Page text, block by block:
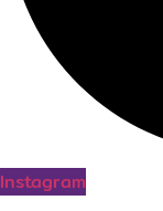
Instagram